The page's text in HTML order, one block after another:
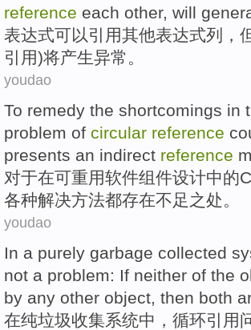
reference each other, will
表达式可以引用其他表达式列 ，
引用)将产生异常 。
youdao
To remedy the shortcomings in
problem of circular reference
presents an indirect reference
对于在可重用软件组件设计中的
各种解决方法都存在不足之处。
youdao
In a purely garbage collected
not a problem: If neither of the
by any other object then both
在纯垃圾收集系统中， 循环引用